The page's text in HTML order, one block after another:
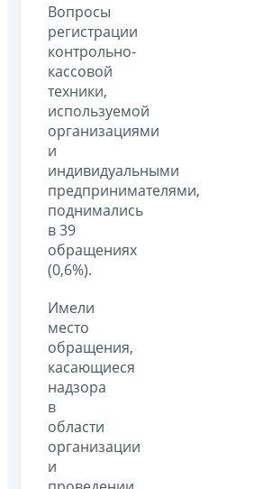
Вопросы
регистрации
контрольно-
кассовой
техники,
используемой
организациями
и
индивидуальными
предпринимателями,
поднимались
в 39
обращениях
(0,6%).
Имели
место
обращения,
касающиеся
надзора
в
области
организации
и